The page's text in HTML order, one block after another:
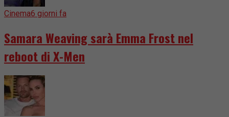
Cinema6 giorni fa
Samara Weaving sarà Emma Frost nel
reboot di X-Men